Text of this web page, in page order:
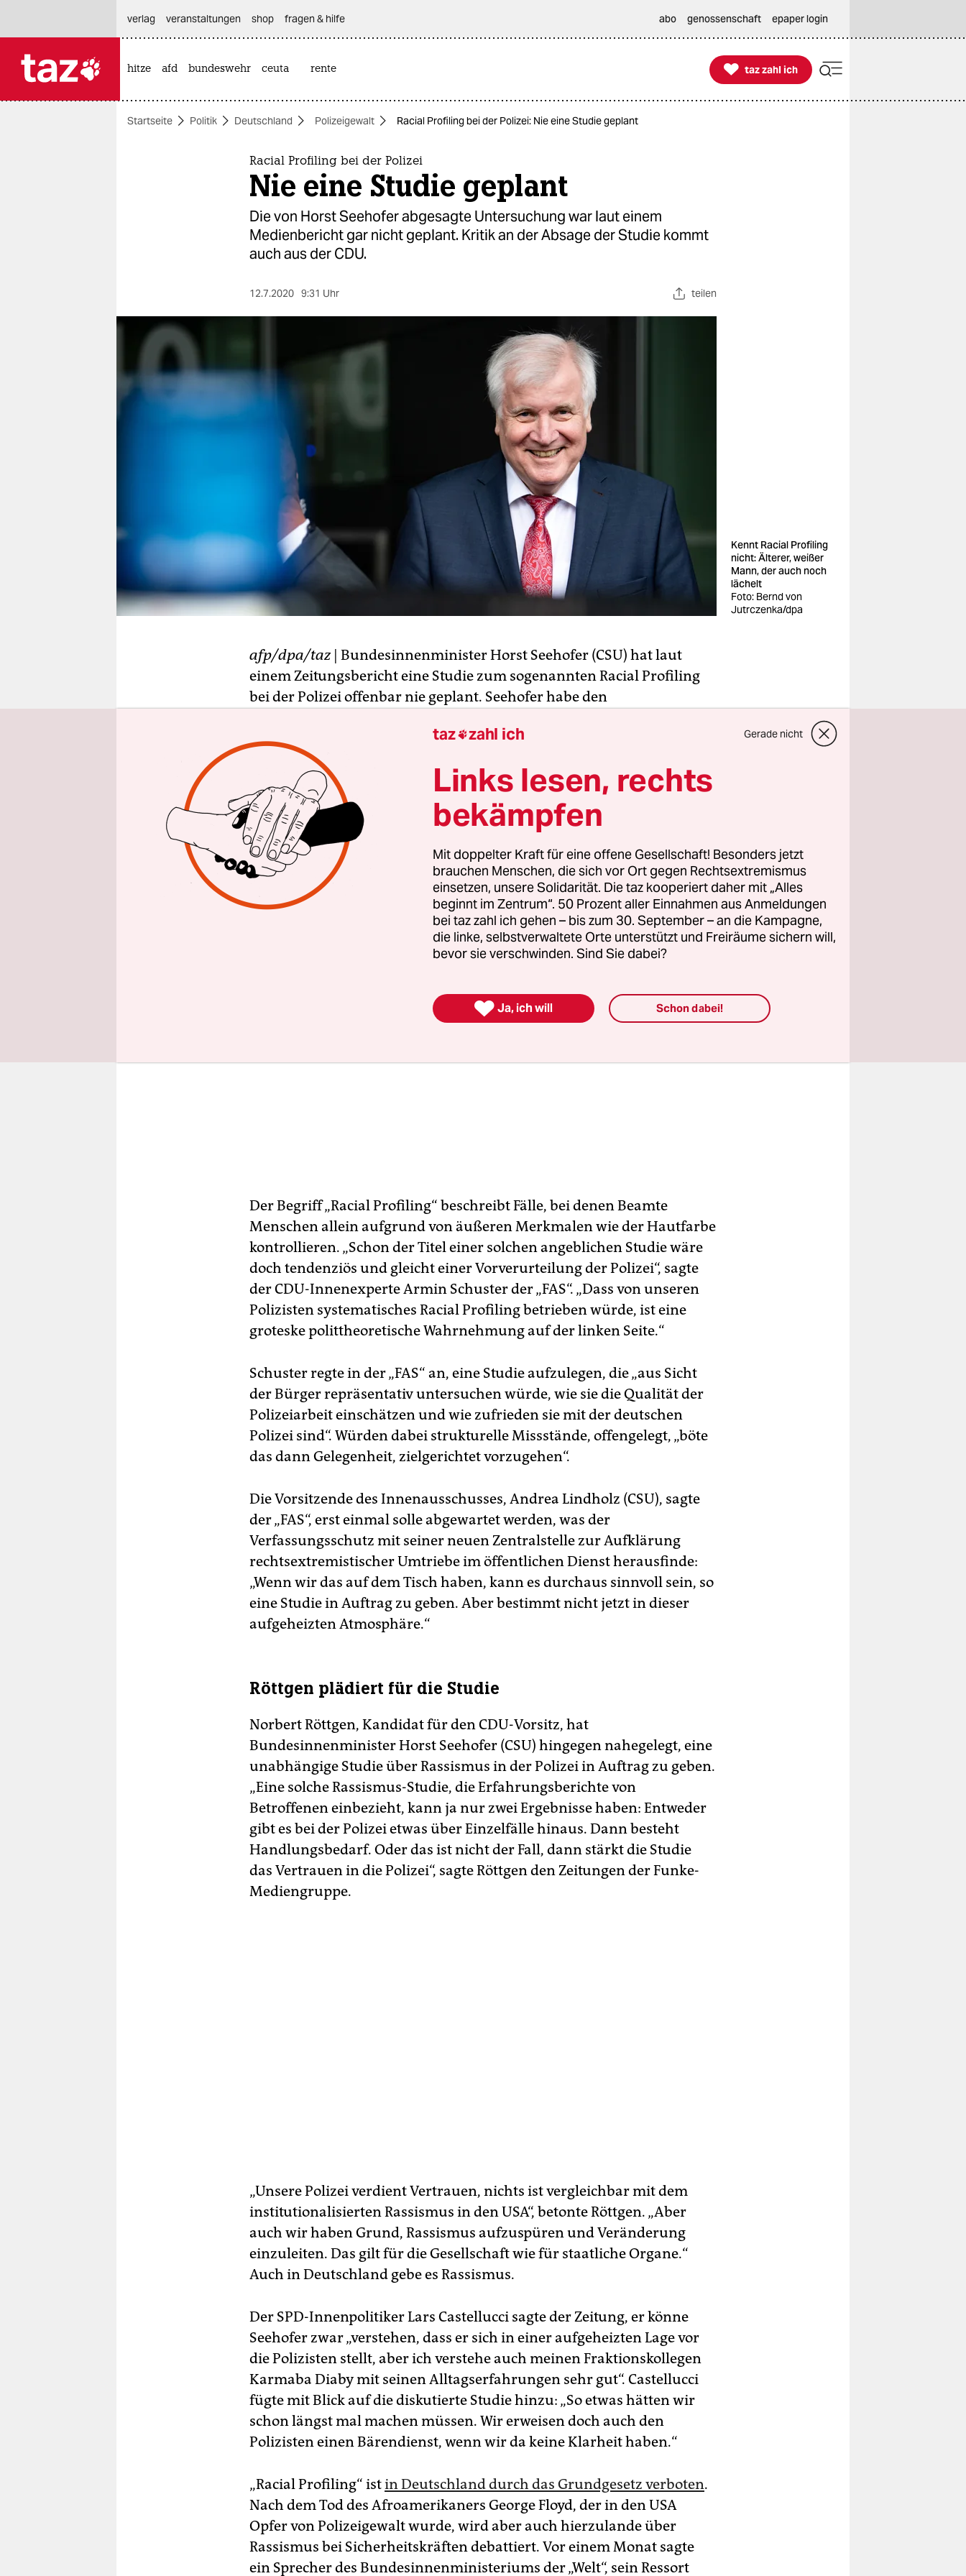
themen
berlin
wahrheit
fragen & hilfe
abo
genossenschaft
verlag
veranstaltungen shop fragen & hilfe abo genossenschaft epaper login
hitze afd bundeswehr ceuta rente 
taz zahl ich
taz zahl ich
Startseite Politik Deutschland Polizeigewalt Racial Profiling bei der Polizei: Nie eine Studie geplant
Racial Profiling bei der Polizei
Nie eine Studie geplant
Die von Horst Seehofer abgesagte Untersuchung war laut einem
Medienbericht gar nicht geplant. Kritik an der Absage der Studie kommt
auch aus der CDU.
12.7.2020 9:31 Uhr teilen
Kennt Racial Profiling
nicht: Älterer, weißer
Mann, der auch noch
lächelt
Foto: Bernd von
Jutrczenka/dpa
afp/dpa/taz | Bundesinnenminister Horst Seehofer (CSU) hat laut
einem Zeitungsbericht eine Studie zum sogenannten Racial Profiling
bei der Polizei offenbar nie geplant. Seehofer habe den
nie habe veranlassen wollen,berichtete die „Frankfurter Allgemeine
Sonntagszeitung“
großen Koalition. Er versuche gerade herauszubekommen, wie es in
seinem Ministerium zu einer solchen Ankündigung habe kommen
können.
Mitte Juni hatte das Ministerium die Studie angekündigt.Am
vergangenen Wochenende hatte Seehofer sie dann überraschend
abgeblasen
heftige Kritik geerntet.
Der Begriff „Racial Profiling“ beschreibt Fälle, bei denen Beamte
Menschen allein aufgrund von äußeren Merkmalen wie der Hautfarbe
kontrollieren. „Schon der Titel einer solchen angeblichen Studie wäre
doch tendenziös und gleicht einer Vorverurteilung der Polizei“, sagte
der CDU-Innenexperte Armin Schuster der „FAS“. „Dass von unseren
Polizisten systematisches Racial Profiling betrieben würde, ist eine
groteske polittheoretische Wahrnehmung auf der linken Seite.“
Schuster regte in der „FAS“ an, eine Studie aufzulegen, die „aus Sicht
der Bürger repräsentativ untersuchen würde, wie sie die Qualität der
Polizeiarbeit einschätzen und wie zufrieden sie mit der deutschen
Polizei sind“. Würden dabei strukturelle Missstände, offengelegt, „böte
das dann Gelegenheit, zielgerichtet vorzugehen“.
Die Vorsitzende des Innenausschusses, Andrea Lindholz (CSU), sagte
der „FAS“, erst einmal solle abgewartet werden, was der
Verfassungsschutz mit seiner neuen Zentralstelle zur Aufklärung
rechtsextremistischer Umtriebe im öffentlichen Dienst herausfinde:
„Wenn wir das auf dem Tisch haben, kann es durchaus sinnvoll sein, so
eine Studie in Auftrag zu geben. Aber bestimmt nicht jetzt in dieser
aufgeheizten Atmosphäre.“
Röttgen plädiert für die Studie
Norbert Röttgen, Kandidat für den CDU-Vorsitz, hat
Bundesinnenminister Horst Seehofer (CSU) hingegen nahegelegt, eine
unabhängige Studie über Rassismus in der Polizei in Auftrag zu geben.
„Eine solche Rassismus-Studie, die Erfahrungsberichte von
Betroffenen einbezieht, kann ja nur zwei Ergebnisse haben: Entweder
gibt es bei der Polizei etwas über Einzelfälle hinaus. Dann besteht
Handlungsbedarf. Oder das ist nicht der Fall, dann stärkt die Studie
das Vertrauen in die Polizei“, sagte Röttgen den Zeitungen der Funke-
Mediengruppe.
„Unsere Polizei verdient Vertrauen, nichts ist vergleichbar mit dem
institutionalisierten Rassismus in den USA“, betonte Röttgen. „Aber
auch wir haben Grund, Rassismus aufzuspüren und Veränderung
einzuleiten. Das gilt für die Gesellschaft wie für staatliche Organe.“
Auch in Deutschland gebe es Rassismus.
Der SPD-Innenpolitiker Lars Castellucci sagte der Zeitung, er könne
Seehofer zwar „verstehen, dass er sich in einer aufgeheizten Lage vor
die Polizisten stellt, aber ich verstehe auch meinen Fraktionskollegen
Karmaba Diaby mit seinen Alltagserfahrungen sehr gut“. Castellucci
fügte mit Blick auf die diskutierte Studie hinzu: „So etwas hätten wir
schon längst mal machen müssen. Wir erweisen doch auch den
Polizisten einen Bärendienst, wenn wir da keine Klarheit haben.“
„Racial Profiling“ istin Deutschland durch das Grundgesetz verboten.
Nach dem Tod des Afroamerikaners George Floyd, der in den USA
Opfer von Polizeigewalt wurde, wird aber auch hierzulande über
Rassismus bei Sicherheitskräften debattiert. Vor einem Monat sagte
ein Sprecher des Bundesinnenministeriums der „Welt“, sein Ressort
taz zahl ich Gerade nicht
Links lesen, rechts
bekämpfen
Mit doppelter Kraft für eine offene Gesellschaft! Besonders jetzt
brauchen Menschen, die sich vor Ort gegen Rechtsextremismus
einsetzen, unsere Solidarität. Die taz kooperiert daher mit „Alles
beginnt im Zentrum“. 50 Prozent aller Einnahmen aus Anmeldungen
bei taz zahl ich gehen – bis zum 30. September – an die Kampagne,
die linke, selbstverwaltete Orte unterstützt und Freiräume sichern will,
bevor sie verschwinden. Sind Sie dabei?
 Ja, ich will Schon dabei!